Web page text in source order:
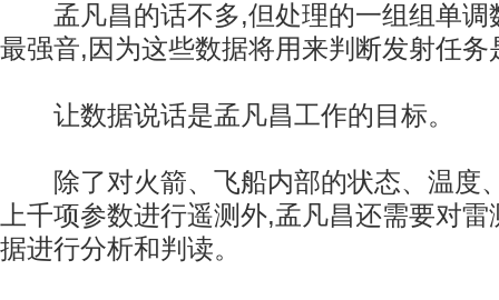
孟凡昌的话不多,但处理的一组组单调
最强音,因为这些数据将用来判断发射任务
让数据说话是孟凡昌工作的目标。
除了对火箭、飞船内部的状态、温度
上千项参数进行遥测外,孟凡昌还需要对
据进行分析和判读。